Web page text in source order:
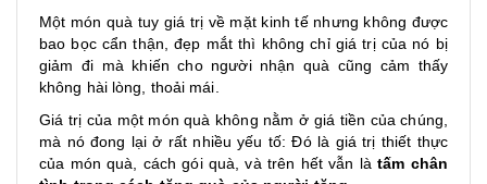
Một món quà tuy giá trị về mặt kinh tế nhưng không được
bao bọc cẩn thận, đẹp mắt thì không chỉ giá trị của nó bị
giảm đi mà khiến cho người nhận quà cũng cảm thấy
không hài lòng, thoải mái.
Giá trị của một món quà không nằm ở giá tiền của chúng,
mà nó đong lại ở rất nhiều yếu tố: Đó là giá trị thiết thực
của món quà, cách gói quà, và trên hết vẫn làtấm chân